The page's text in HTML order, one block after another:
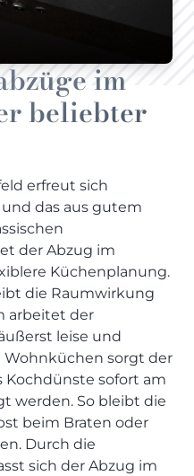
im
beliebter
erfreut sich
das aus gutem
der Abzug im
Küchenplanung.
die Raumwirkung
arbeitet der
leise und
Wohnküchen sorgt der
Kochdünste sofort am
werden. So bleibt die
beim Braten oder
Durch die
sich der Abzug im